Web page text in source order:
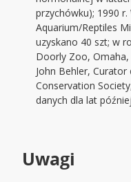
przychówku); 1990 r.
Aquarium/Reptiles
uzyskano 40 szt; w
Doorly Zoo,
John Behler,
Conservation
danych dla lat
Uwagi